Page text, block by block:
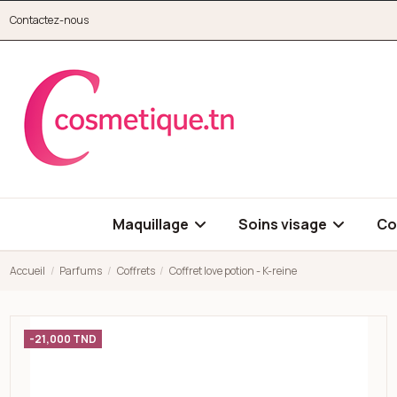
Contactez-nous
Maquillage Soins visage
Accueil Parfums Coffrets Coffret love potion - K-reine
-21,000 TND
Open high resolution image of Coffret love potion - K-reine